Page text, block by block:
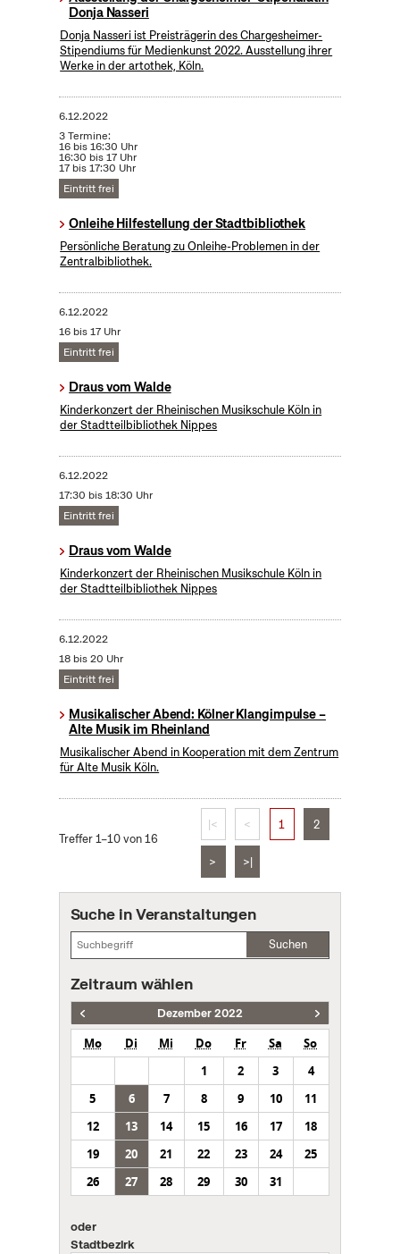
Donja Nasseri
Donja Nasseri ist Preisträgerin des Chargesheimer-
Stipendiums für Medienkunst 2022. Ausstellung ihrer
Werke in der artothek, Köln.
6.12.2022
3 Termine:
16 bis 16:30 Uhr
16:30 bis 17 Uhr
17 bis 17:30 Uhr
Eintritt frei
Onleihe Hilfestellung der Stadtbibliothek
Persönliche Beratung zu Onleihe-Problemen in der
Zentralbibliothek.
6.12.2022
16 bis 17 Uhr
Eintritt frei
Draus vom Walde
Kinderkonzert der Rheinischen Musikschule Köln in
der Stadtteilbibliothek Nippes
6.12.2022
17:30 bis 18:30 Uhr
Eintritt frei
Draus vom Walde
Kinderkonzert der Rheinischen Musikschule Köln in
der Stadtteilbibliothek Nippes
6.12.2022
18 bis 20 Uhr
Eintritt frei
Musikalischer Abend: Kölner Klangimpulse –
Alte Musik im Rheinland
Musikalischer Abend in Kooperation mit dem Zentrum
für Alte Musik Köln.
Treffer 1–10 von 16
|< < 1 2
> >|
Suche in Veranstaltungen
Suchen
Zeitraum wählen
Dezember 2022
Mo Di Mi Do Fr Sa
So
1
2 3
4
5
6 7 8 9 10
11
12
13 14 15 16 17
18
19
20 21 22 23 24
25
26
27 28 29 30 31
oder
Stadtbezirk